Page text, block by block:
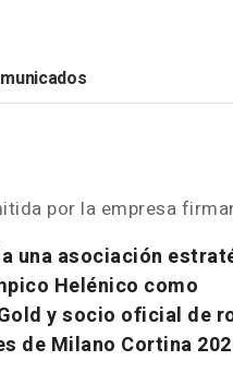
por la empresa
una asociación
Helénico como
y socio oficial de
de Milano Cortina